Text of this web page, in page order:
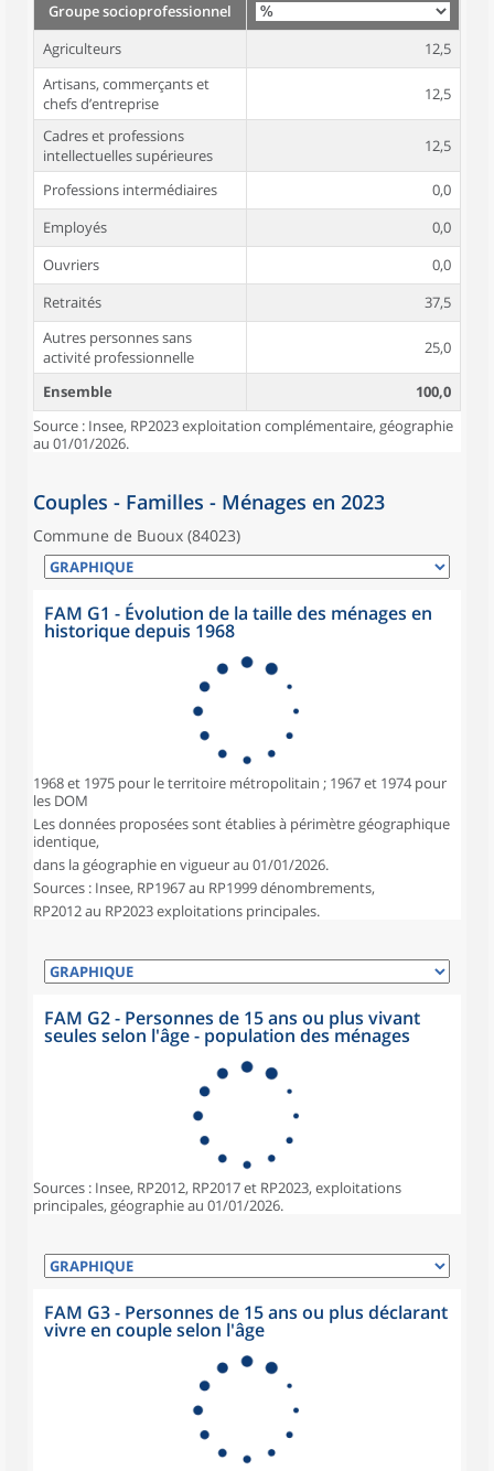
Groupe socioprofessionnel
Agriculteurs
12,5
Artisans, commerçants et
chefs d’entreprise
12,5
Cadres et professions
intellectuelles supérieures
12,5
Professions intermédiaires
0,0
Employés
0,0
Ouvriers
0,0
Retraités
37,5
Autres personnes sans
activité professionnelle
25,0
Ensemble
100,0
Source : Insee, RP2023 exploitation complémentaire, géographie
au 01/01/2026.
Couples - Familles - Ménages en 2023
Commune de Buoux (84023)
FAM G1 - Évolution de la taille des ménages en
historique depuis 1968
1968 et 1975 pour le territoire métropolitain ; 1967 et 1974 pour
les DOM
Les données proposées sont établies à périmètre géographique
identique,
dans la géographie en vigueur au 01/01/2026.
Sources : Insee, RP1967 au RP1999 dénombrements,
RP2012 au RP2023 exploitations principales.
FAM G2 - Personnes de 15 ans ou plus vivant
seules selon l'âge - population des ménages
Sources : Insee, RP2012, RP2017 et RP2023, exploitations
principales, géographie au 01/01/2026.
FAM G3 - Personnes de 15 ans ou plus déclarant
vivre en couple selon l'âge